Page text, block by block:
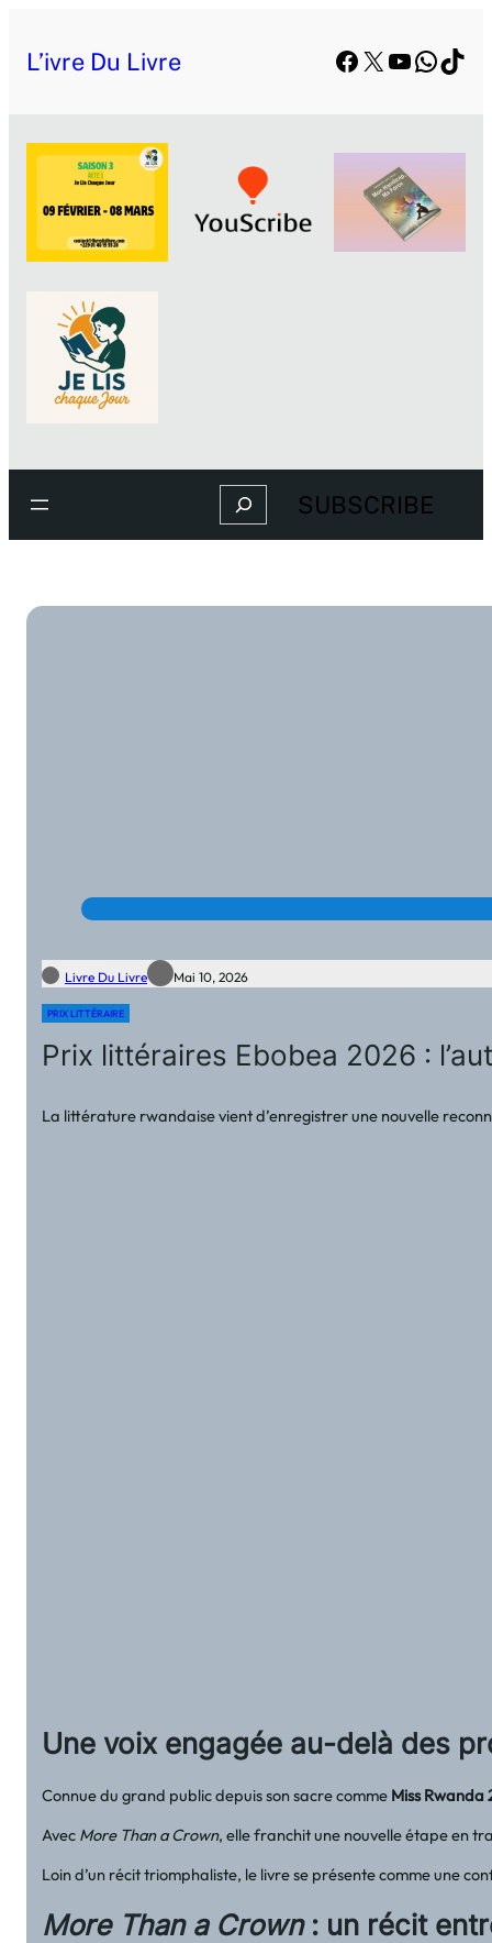
L’ivre Du Livre Facebook
X YouTube
Search SUBSCRIBE
Livre Du Livre Mai 10, 2026
PRIX LITTÉRAIRE
Prix littéraires Ebobea 2026 :
La littérature rwandaise vient d’enregistrer une nouvelle
Une voix engagée au-delà des
Connue du grand public depuis son sacre comme Miss Rwanda
Avec More Than a Crown, elle franchit une nouvelle étape en
Loin d’un récit triomphaliste, le livre se présente comme une
More Than a Crown: un récit